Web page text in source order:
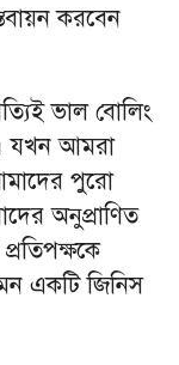
করবেন
ভাল বোলিং
যখন আমরা
পুরো
অনুপ্রাণিত
একটি জিনিস